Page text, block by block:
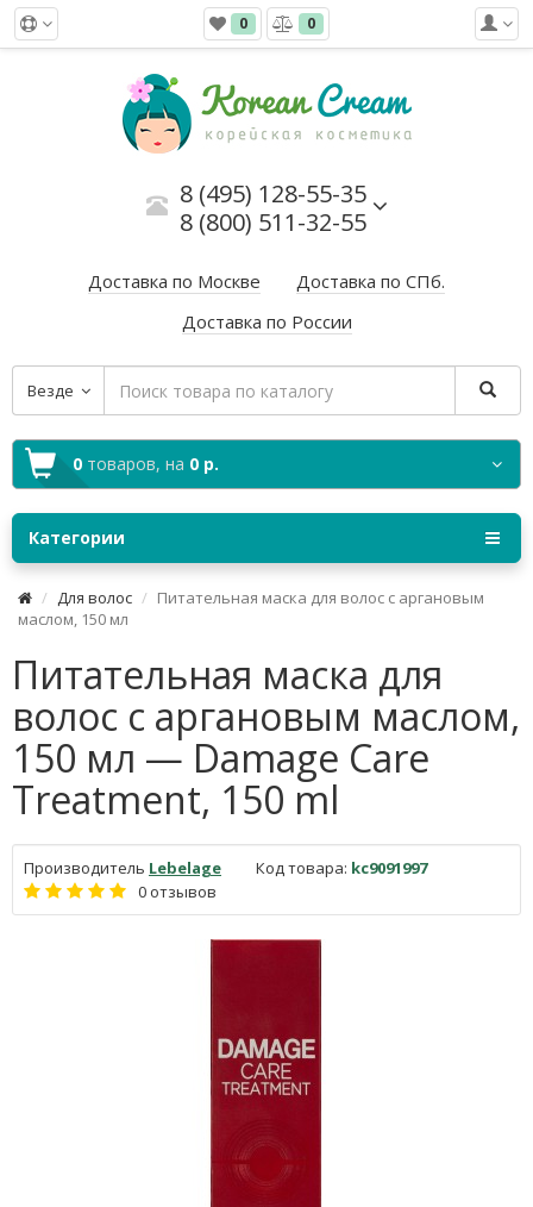
0 0
8 (495) 128-55-35
8 (800) 511-32-55
Доставка по Москве
Доставка по СПб.
Доставка по России
Везде
0 товаров, на 0 р.
Категории
Для волос
Питательная маска для волос с аргановым
маслом, 150 мл
Питательная маска для
волос с аргановым маслом,
150 мл — Damage Care
Treatment, 150 ml
Производитель Lebelage Код товара: kc9091997
0 отзывов